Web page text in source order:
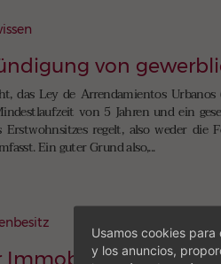
von
das Ley de Arrendamientos
von 5 Jahren und ein
Erstwohnsitzes regelt, also weder
Ein guter Grund also,...
Usamos cookies
y los anuncios,